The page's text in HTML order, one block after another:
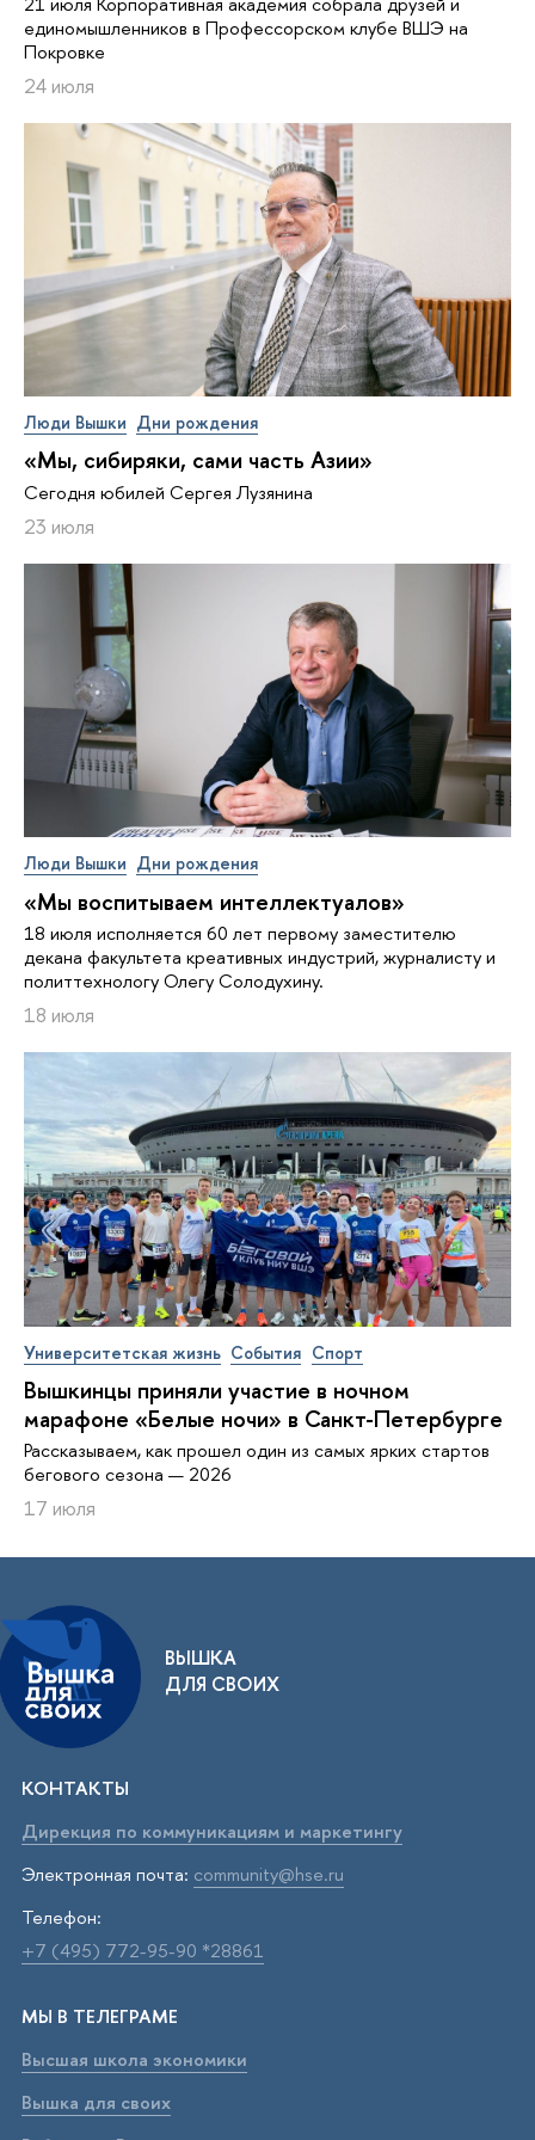
единомышленников в Профессорском клубе ВШЭ на
Покровке
24 июля
Люди Вышки Дни рождения
«Мы, сибиряки, сами часть Азии»
Сегодня юбилей Сергея Лузянина
23 июля
Люди Вышки Дни рождения
«Мы воспитываем интеллектуалов»
18 июля исполняется 60 лет первому заместителю
декана факультета креативных индустрий, журналисту и
политтехнологу Олегу Солодухину.
18 июля
Университетская жизнь События Спорт
Вышкинцы приняли участие в ночном
марафоне «Белые ночи» в Санкт-Петербурге
Рассказываем, как прошел один из самых ярких стартов
бегового сезона — 2026
17 июля
ВЫШКА
ДЛЯ СВОИХ
КОНТАКТЫ
Дирекция по коммуникациям и маркетингу
Электронная почта: community@hse.ru
Телефон:
+7 (495) 772-95-90 *28861
МЫ В ТЕЛЕГРАМЕ
Высшая школа экономики
Вышка для своих